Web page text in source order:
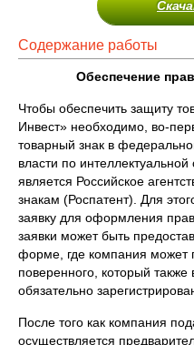
Содержание работы
Обеспечение
Чтобы обеспечить защиту
Инвест» необходимо, во-
товарный знак в
власти по
является Российское
знакам (Роспатент). Для
заявку для оформления
заявки может быть
форме, где компания может
поверенного, который
обязательно
После того как компания
осуществляется